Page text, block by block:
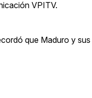
VPITV.
que Maduro y